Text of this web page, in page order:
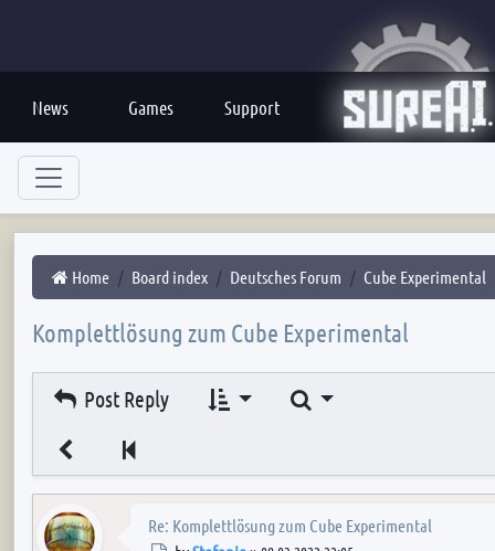
News Games Support
Home Board index Deutsches Forum Cube Experimental
Komplettlösung zum Cube Experimental
Post Reply
Search
Re: Komplettlösung zum Cube Experimental